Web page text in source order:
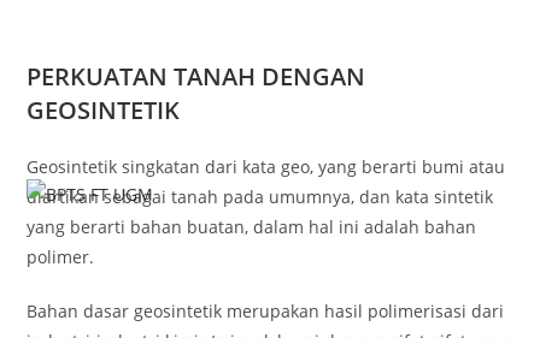
PERKUATAN TANAH DENGAN
GEOSINTETIK
Geosintetik singkatan dari kata geo, yang berarti bumi atau
diartikan sebagai tanah pada umumnya, dan kata sintetik
yang berarti bahan buatan, dalam hal ini adalah bahan
polimer.
Bahan dasar geosintetik merupakan hasil polimerisasi dari